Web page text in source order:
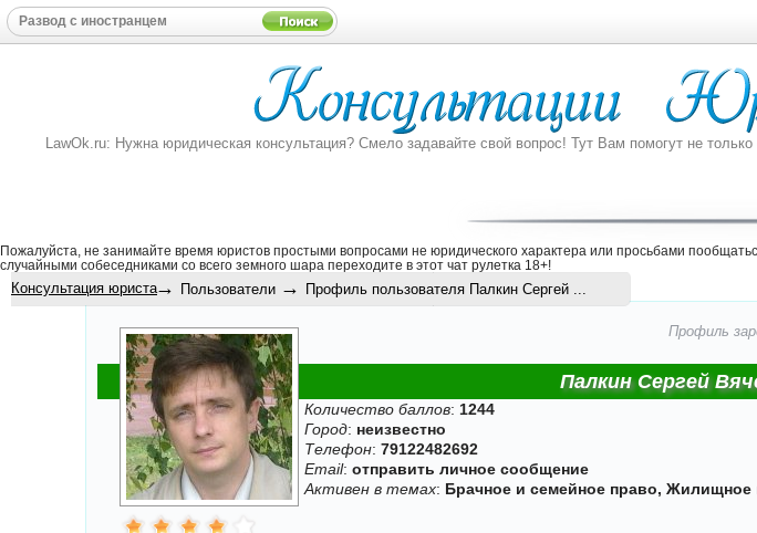
LawOk.ru: Нужна юридическая консультация? Смело задавайте свой вопрос! Тут Вам помогут не
Пожалуйста, не занимайте время юристов простыми вопросами не юридического характера или просьбами
случайными собеседниками со всего земного шара переходите в этот чат рулетка 18+!
Консультация юриста→ Пользователи → Профиль пользователя Палкин Сергей ...
Профиль
Палкин Сергей
Количество баллов: 1244
Город: неизвестно
Телефон:79122482692
Email:отправить личное сообщение
Активен в темах: Брачное и семейное право,Жилищное